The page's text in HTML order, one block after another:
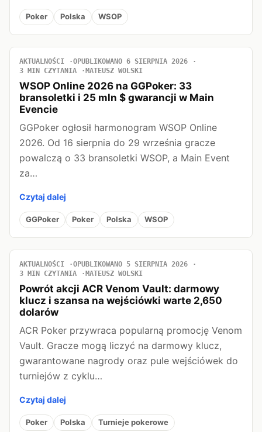
Poker Polska WSOP
AKTUALNOŚCI
OPUBLIKOWANO 6 SIERPNIA 2026
3 MIN CZYTANIA
MATEUSZ WOLSKI
WSOP Online 2026 na GGPoker: 33
bransoletki i 25 mln $ gwarancji w Main
Evencie
GGPoker ogłosił harmonogram WSOP Online
2026. Od 16 sierpnia do 29 września gracze
powalczą o 33 bransoletki WSOP, a Main Event
za…
Czytaj dalej
GGPoker Poker Polska WSOP
AKTUALNOŚCI
OPUBLIKOWANO 5 SIERPNIA 2026
3 MIN CZYTANIA
MATEUSZ WOLSKI
Powrót akcji ACR Venom Vault: darmowy
klucz i szansa na wejściówki warte 2,650
dolarów
ACR Poker przywraca popularną promocję Venom
Vault. Gracze mogą liczyć na darmowy klucz,
gwarantowane nagrody oraz pule wejściówek do
turniejów z cyklu…
Czytaj dalej
Poker Polska Turnieje pokerowe